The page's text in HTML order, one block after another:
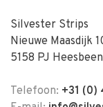
Silvester Strips
Nieuwe Maasdijk
5158 PJ
Telefoon: +31 (0)